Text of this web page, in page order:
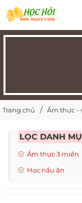
Trang chủ Ẩm thực -
LỌC DANH
Ẩm thực 3 miền
Học nấu ăn